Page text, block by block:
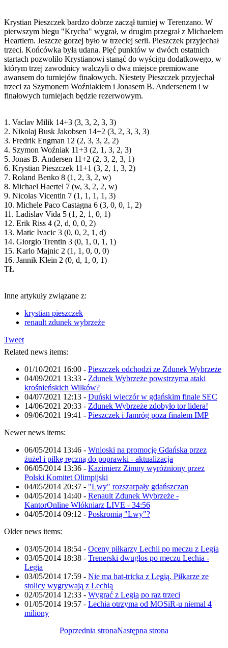
Krystian Pieszczek bardzo dobrze zaczął turniej w Terenzano. W
pierwszym biegu "Krycha" wygrał, w drugim przegrał z Michaelem
Heartlem. Jeszcze gorzej było w trzeciej serii. Pieszczek przyjechał
trzeci. Końcówka była udana. Pięć punktów w dwóch ostatnich
startach pozwoliło Krystianowi stanąć do wyścigu dodatkowego, w
którym trzej zawodnicy walczyli o dwa miejsce premiowane
awansem do turniejów finałowych. Niestety Pieszczek przyjechał
trzeci za Szymonem Woźniakiem i Jonasem B. Andersenem i w
finałowych turniejach będzie rezerwowym.
1. Vaclav Milik 14+3 (3, 3, 2, 3, 3)
2. Nikolaj Busk Jakobsen 14+2 (3, 2, 3, 3, 3)
3. Fredrik Engman 12 (2, 3, 3, 2, 2)
4. Szymon Woźniak 11+3 (2, 1, 3, 2, 3)
5. Jonas B. Andersen 11+2 (2, 3, 2, 3, 1)
6. Krystian Pieszczek 11+1 (3, 2, 1, 3, 2)
7. Roland Benko 8 (1, 2, 3, 2, w)
8. Michael Haertel 7 (w, 3, 2, 2, w)
9. Nicolas Vicentin 7 (1, 1, 1, 1, 3)
10. Michele Paco Castagna 6 (3, 0, 0, 1, 2)
11. Ladislav Vida 5 (1, 2, 1, 0, 1)
12. Erik Riss 4 (2, d, 0, 0, 2)
13. Matic Ivacic 3 (0, 0, 2, 1, d)
14. Giorgio Trentin 3 (0, 1, 0, 1, 1)
15. Karlo Majnic 2 (1, 1, 0, 0, 0)
16. Jannik Klein 2 (0, d, 1, 0, 1)
TŁ
Inne artykuły związane z:
krystian pieszczek
renault zdunek wybrzeże
Tweet
Related news items:
01/10/2021 16:00 - Pieszczek odchodzi ze Zdunek Wybrzeże
04/09/2021 13:33 - Zdunek Wybrzeże powstrzyma ataki
krośnieńskich Wilków?
04/07/2021 12:13 - Duński wieczór w gdańskim finale SEC
14/06/2021 20:33 - Zdunek Wybrzeże zdobyło tor lidera!
09/06/2021 19:41 - Pieszczek i Jamróg poza finałem IMP
Newer news items:
06/05/2014 13:46 - Wnioski na promocję Gdańska przez
żużel i piłkę ręczną do poprawki - aktualizacja
06/05/2014 13:36 - Kazimierz Zimny wyróżniony przez
Polski Komitet Olimpijski
04/05/2014 20:37 - "Lwy" rozszarpały gdańszczan
04/05/2014 14:40 - Renault Zdunek Wybrzeże -
KantorOnline Włókniarz LIVE - 34:56
04/05/2014 09:12 - Poskromią "Lwy"?
Older news items:
03/05/2014 18:54 - Oceny piłkarzy Lechii po meczu z Legią
03/05/2014 18:38 - Trenerski dwugłos po meczu Lechia -
Legia
03/05/2014 17:59 - Nie ma hat-tricka z Legią. Piłkarze ze
stolicy wygrywają z Lechią
02/05/2014 12:33 - Wygrać z Legią po raz trzeci
01/05/2014 19:57 - Lechia otrzyma od MOSiR-u niemal 4
miliony
Poprzednia stronaNastępna strona